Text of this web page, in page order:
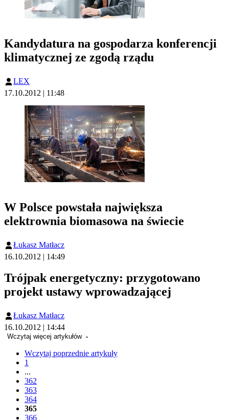
Kandydatura na gospodarza konferencji
klimatycznej ze zgodą rządu
LEX
17.10.2012 | 11:48
W Polsce powstała największa
elektrownia biomasowa na świecie
Łukasz Matłacz
16.10.2012 | 14:49
Trójpak energetyczny: przygotowano
projekt ustawy wprowadzającej
Łukasz Matłacz
16.10.2012 | 14:44
Wczytaj więcej artykułów
Wczytaj poprzednie artykuły
1
...
362
363
364
365
366